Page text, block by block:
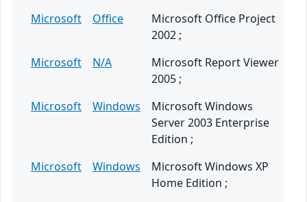
Microsoft
Office
Microsoft Office Project
2002 ;
Microsoft
N/A
Microsoft Report Viewer
2005 ;
Microsoft
Windows
Microsoft Windows
Server 2003 Enterprise
Edition ;
Microsoft
Windows
Microsoft Windows XP
Home Edition ;